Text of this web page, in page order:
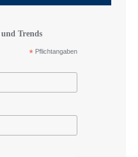
Trends
* Pflichtangaben